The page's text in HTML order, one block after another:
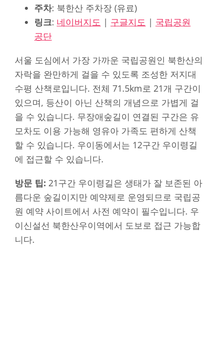
주차: 북한산 주차장 (유료)
링크: 네이버지도 | 구글지도 | 국립공원
공단
서울 도심에서 가장 가까운 국립공원인 북한산의
자락을 완만하게 걸을 수 있도록 조성한 저지대
수평 산책로입니다. 전체 71.5km로 21개 구간이
있으며, 등산이 아닌 산책의 개념으로 가볍게 걸
을 수 있습니다. 무장애숲길이 연결된 구간은 유
모차도 이용 가능해 영유아 가족도 편하게 산책
할 수 있습니다. 우이동에서는 12구간 우이령길
에 접근할 수 있습니다.
방문 팁: 21구간 우이령길은 생태가 잘 보존된 아
름다운 숲길이지만 예약제로 운영되므로 국립공
원 예약 사이트에서 사전 예약이 필수입니다. 우
이신설선 북한산우이역에서 도보로 접근 가능합
니다.